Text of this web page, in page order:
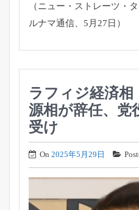
（ニュー・ストレーツ・
ルナマ通信、 5月27日）
ラフィジ経済
源相が辞任、党
受け
On 2025年5月29日